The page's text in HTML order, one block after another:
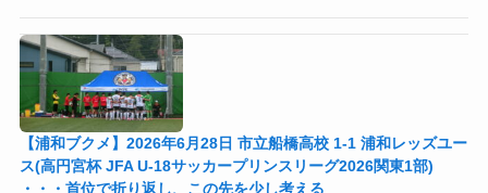
【浦和ブクメ】2026年6月28日 市立船橋高校 1-1 浦和レッズユー
ス(高円宮杯 JFA U-18サッカープリンスリーグ2026関東1部)
・・・首位で折り返し、この先を少し考える